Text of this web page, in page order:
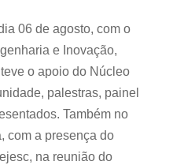
06 de agosto, com o
e Inovação,
o apoio do Núcleo
palestras, painel
Também no
com a presença do
na reunião do